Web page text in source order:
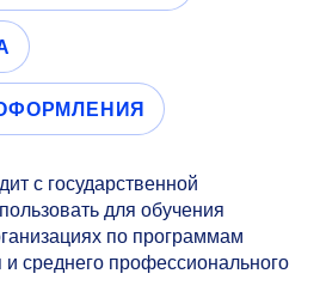
с государственной
для обучения
по программам
среднего профессионального